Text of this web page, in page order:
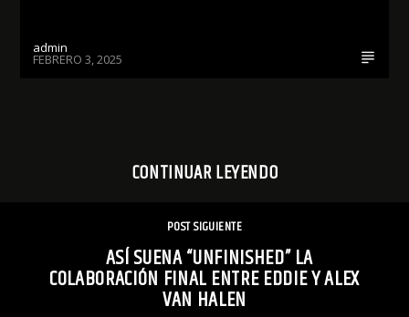
admin
FEBRERO 3, 2025
CONTINUAR LEYENDO
POST SIGUIENTE
ASÍ SUENA “UNFINISHED” LA
COLABORACIÓN FINAL ENTRE EDDIE Y ALEX
VAN HALEN